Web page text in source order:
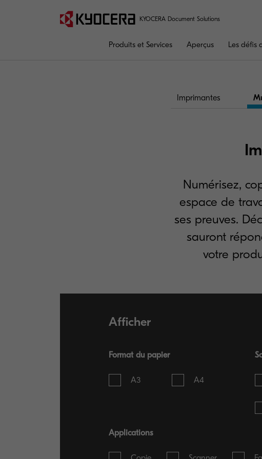
KYOCERA Document Solutions
Produits et Services Aperçus Les défis
Imprimantes
Numérisez,
espace de
ses preuves.
sauront
votre
Afficher
Format du papier
A3 A4
Applications